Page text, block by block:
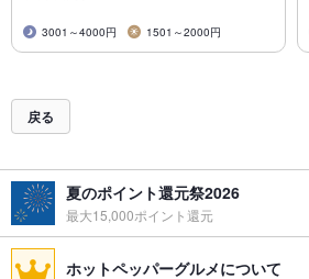
3001～4000円 1501～2000円
戻る
夏のポイント還元祭2026
最大15,000ポイント還元
ホットペッパーグルメについて